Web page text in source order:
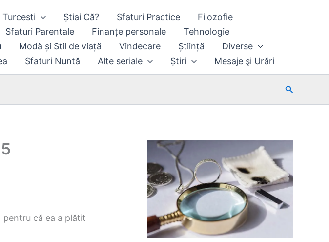
Turcesti Știai Că? Sfaturi Practice
Filozofie
Sfaturi Parentale Finanțe personale
Tehnologie
Modă și Stil de viață Vindecare Știință
Diverse
Sfaturi Nuntă Alte seriale Știri Mesaje şi Urări
Search
pentru că ea a plătit